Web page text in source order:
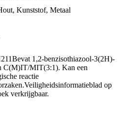
, Kunststof, Metaal
Bevat 1,2-benzisothiazool-3(2H)-
C(M)IT/MIT(3:1). Kan een
reactie
Veiligheidsinformatieblad op
verkrijgbaar.